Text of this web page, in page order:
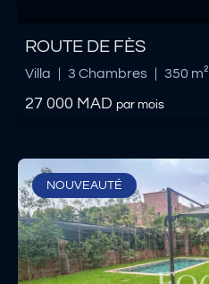
ROUTE DE FÈS
Villa 3 Chambres 350 m²
27 000 MAD par mois
NOUVEAUTÉ